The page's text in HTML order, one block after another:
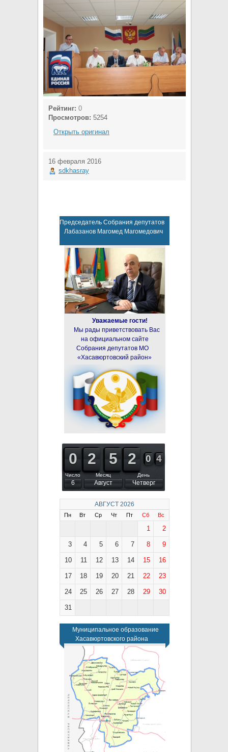
Рейтинг: 0
Просмотров: 5254
Открыть оригинал
16 февраля 2016
sdkhasray
Председатель Собрания депутатов
Лабазанов Магомед Магомедович
Уважаемые гости!
Мы рады приветствовать Вас
на официальном сайте
Собрания депутатов МО
«Хасавюртовский район»
9
9
0
0 1
1
2
2 4
4
5
5 1
2
2 5
0
0 4
4
5
Число
6
Месяц
Август
День
Четверг
АВГУСТ 2026
Пн Вт Ср Чт Пт Сб Вс
1 2
3 4 5 6 7 8 9
10 11 12 13 14 15 16
17 18 19 20 21 22 23
24 25 26 27 28 29 30
31
Муниципальное образование
Хасавюртовского района